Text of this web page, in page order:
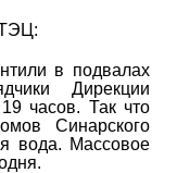
в подвалах
Дирекции
часов. Так что
Синарского
вода. Массовое